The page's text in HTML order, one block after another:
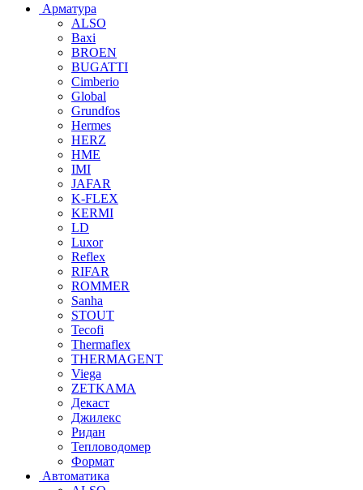
Арматура
ALSO
Baxi
BROEN
BUGATTI
Cimberio
Global
Grundfos
Hermes
HERZ
HME
IMI
JAFAR
K-FLEX
KERMI
LD
Luxor
Reflex
RIFAR
ROMMER
Sanha
STOUT
Tecofi
Thermaflex
THERMAGENT
Viega
ZETKAMA
Декаст
Джилекс
Ридан
Тепловодомер
Формат
Автоматика